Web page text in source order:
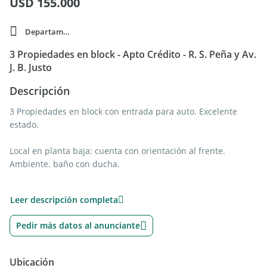
Departamento
3 Propiedades en block - Apto Crédito - R. S. Peña y Av.
J. B. Justo
Descripción
3 Propiedades en block con entrada para auto. Excelente
estado.
Local en planta baja: cuenta con orientación al frente.
Ambiente. baño con ducha.
comedor (4x2,98m2) con calefactor por tiro balanceado, y
ventilación natural al patio interno. Cocina separada
(3,25x2,5m2) con ventilación natural al patio. Patio (3,5x2m2)
empotrado. Baño completo con ducha (1,57x1,97m2).
Leer descripción completa
Pedir más datos al anunciante
Ubicación